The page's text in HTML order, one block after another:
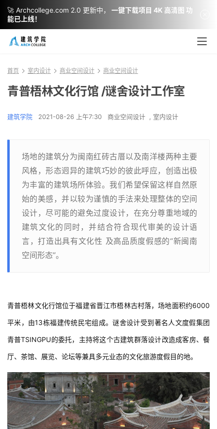
首页 室内设计 商业空间设计 商业空间设计
青普梧林文化行馆 /谜舍设计工作室
建筑学院 2021-08-26 上午7:30 商业空间设计 , 室内设计
场地的建筑分为闽南红砖古厝以及南洋楼两种主要
风格，形态迥异的建筑巧妙的彼此呼应，创造出极
为丰富的建筑场所体验。我们希望保留这样自然原
始的美感，并以较为谨慎的手法来处理整体的空间
设计，尽可能的避免过度设计，在充分尊重地域的
建筑文化的同时，并结合符合现代审美的设计语
言，打造出具有文化性 及高品质度假感的“新闽南
空间形态”。
青普梧林文化行馆位于福建省晋江市梧林古村落，场地面积约6000
平米，由13栋福建传统民宅组成。谜舍设计受到著名人文度假集团
青普TSINGPU的委托，主持将这个古建筑群落设计改造成客房、餐
厅、茶馆、展览、论坛等兼具多元业态的文化旅游度假目的地。
🚀 Archcollege.com 2.0 更新中，
一键下载项目 4K 高清图 功
能已上线！